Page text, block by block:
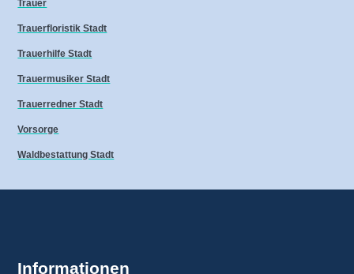
Trauer
Trauerfloristik Stadt
Trauerhilfe Stadt
Trauermusiker Stadt
Trauerredner Stadt
Vorsorge
Waldbestattung Stadt
Informationen